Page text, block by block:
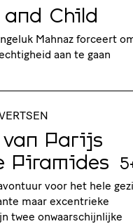
and Child
Mahnaz forceert
aan te gaan
Parijs
Piramides
voor het hele
maar excentrieke
twee onwaarschijnlijke